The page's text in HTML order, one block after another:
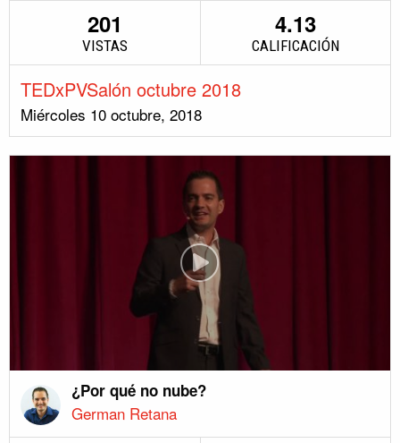
201
VISTAS
4.13
CALIFICACIÓN
TEDxPVSalón octubre 2018
Miércoles 10 octubre, 2018
¿Por qué no nube?
German Retana